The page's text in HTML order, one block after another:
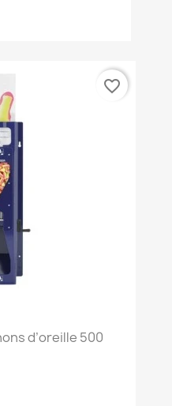
d’oreille 500
favorite_border